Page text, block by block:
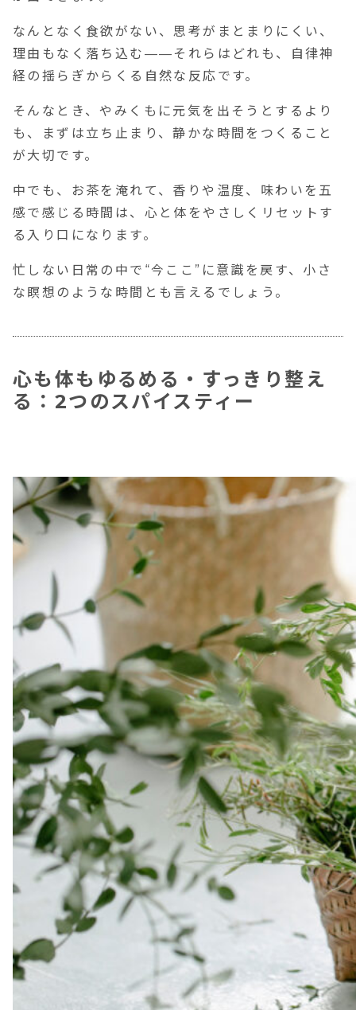
なんとなく食欲がない、思考がまとまりにくい、
理由もなく落ち込む——それらはどれも、自律神
経の揺らぎからくる自然な反応です。
そんなとき、やみくもに元気を出そうとするより
も、まずは立ち止まり、静かな時間をつくること
が大切です。
中でも、お茶を淹れて、香りや温度、味わいを五
感で感じる時間は、心と体をやさしくリセットす
る入り口になります。
忙しない日常の中で“今ここ”に意識を戻す、小さ
な瞑想のような時間とも言えるでしょう。
心も体もゆるめる・すっきり整え
る：2つのスパイスティー